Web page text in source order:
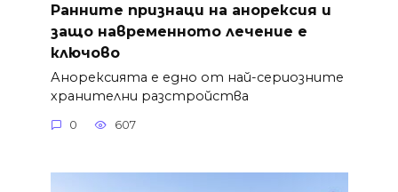
Ранните признаци на анорексия и
защо навременното лечение е
ключово
Анорексията е едно от най-сериозните
хранителни разстройства
0 607